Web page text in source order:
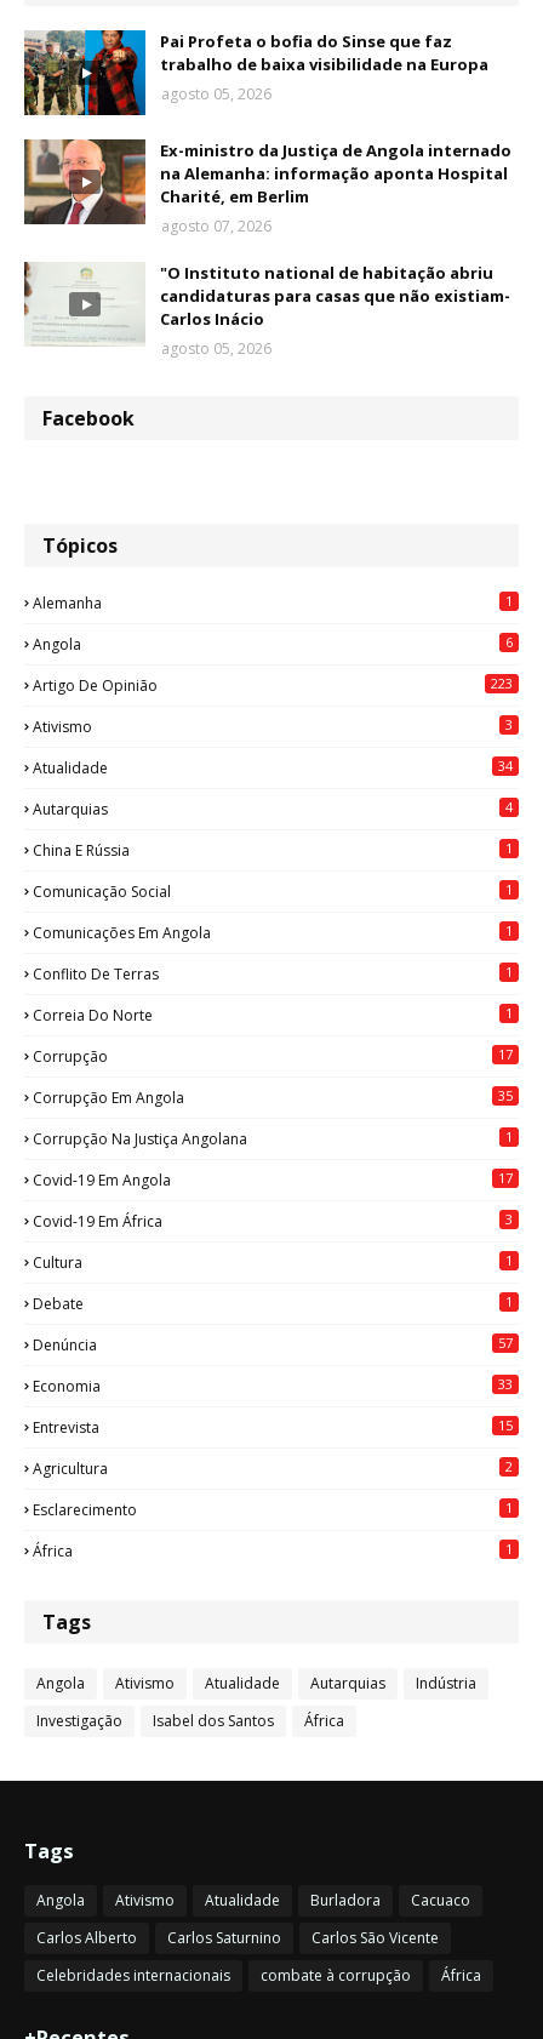
Pai Profeta o bofia do Sinse que faz
trabalho de baixa visibilidade na Europa
agosto 05, 2026
Ex-ministro da Justiça de Angola internado
na Alemanha: informação aponta Hospital
Charité, em Berlim
agosto 07, 2026
"O Instituto national de habitação abriu
candidaturas para casas que não existiam-
Carlos Inácio
agosto 05, 2026
Facebook
Tópicos
Alemanha 1
Angola 6
Artigo De Opinião 223
Ativismo 3
Atualidade 34
Autarquias 4
China E Rússia 1
Comunicação Social 1
Comunicações Em Angola 1
Conflito De Terras 1
Correia Do Norte 1
Corrupção 17
Corrupção Em Angola 35
Corrupção Na Justiça Angolana 1
Covid-19 Em Angola 17
Covid-19 Em África 3
Cultura 1
Debate 1
Denúncia 57
Economia 33
Entrevista 15
Agricultura 2
Esclarecimento 1
África 1
Tags
Angola Ativismo Atualidade Autarquias
Indústria
Investigação
Isabel dos Santos África
Tags
Angola Ativismo Atualidade Burladora
Cacuaco
Carlos Alberto
Carlos Saturnino
Carlos São Vicente
Celebridades internacionais
combate à corrupção África